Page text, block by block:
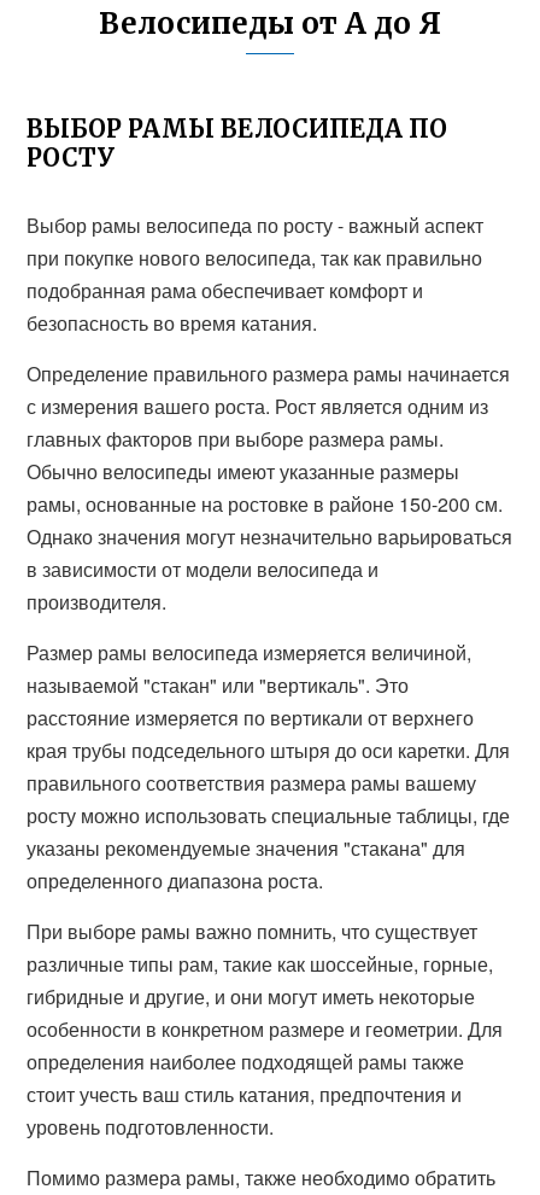
Велосипеды от А до Я
ВЫБОР РАМЫ ВЕЛОСИПЕДА ПО
РОСТУ
Выбор рамы велосипеда по росту - важный аспект
при покупке нового велосипеда, так как правильно
подобранная рама обеспечивает комфорт и
безопасность во время катания.
Определение правильного размера рамы начинается
с измерения вашего роста. Рост является одним из
главных факторов при выборе размера рамы.
Обычно велосипеды имеют указанные размеры
рамы, основанные на ростовке в районе 150-200 см.
Однако значения могут незначительно варьироваться
в зависимости от модели велосипеда и
производителя.
Размер рамы велосипеда измеряется величиной,
называемой "стакан" или "вертикаль". Это
расстояние измеряется по вертикали от верхнего
края трубы подседельного штыря до оси каретки. Для
правильного соответствия размера рамы вашему
росту можно использовать специальные таблицы, где
указаны рекомендуемые значения "стакана" для
определенного диапазона роста.
При выборе рамы важно помнить, что существует
различные типы рам, такие как шоссейные, горные,
гибридные и другие, и они могут иметь некоторые
особенности в конкретном размере и геометрии. Для
определения наиболее подходящей рамы также
стоит учесть ваш стиль катания, предпочтения и
уровень подготовленности.
Помимо размера рамы, также необходимо обратить